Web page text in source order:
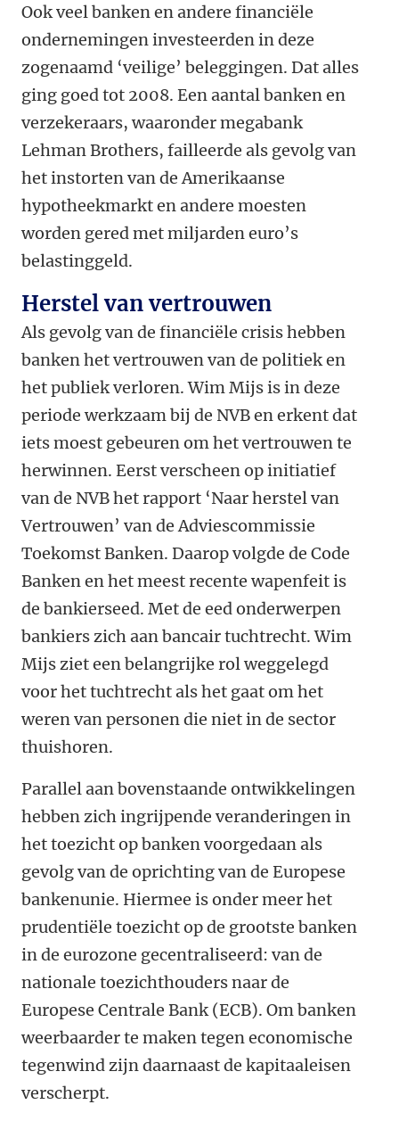
Ook veel banken en andere financiële
ondernemingen investeerden in deze
zogenaamd ‘veilige’ beleggingen. Dat alles
ging goed tot 2008. Een aantal banken en
verzekeraars, waaronder megabank
Lehman Brothers, failleerde als gevolg van
het instorten van de Amerikaanse
hypotheekmarkt en andere moesten
worden gered met miljarden euro’s
belastinggeld.
Herstel van vertrouwen
Als gevolg van de financiële crisis hebben
banken het vertrouwen van de politiek en
het publiek verloren. Wim Mijs is in deze
periode werkzaam bij de NVB en erkent dat
iets moest gebeuren om het vertrouwen te
herwinnen. Eerst verscheen op initiatief
van de NVB het rapport ‘Naar herstel van
Vertrouwen’ van de Adviescommissie
Toekomst Banken. Daarop volgde de Code
Banken en het meest recente wapenfeit is
de bankierseed. Met de eed onderwerpen
bankiers zich aan bancair tuchtrecht. Wim
Mijs ziet een belangrijke rol weggelegd
voor het tuchtrecht als het gaat om het
weren van personen die niet in de sector
thuishoren.
Parallel aan bovenstaande ontwikkelingen
hebben zich ingrijpende veranderingen in
het toezicht op banken voorgedaan als
gevolg van de oprichting van de Europese
bankenunie. Hiermee is onder meer het
prudentiële toezicht op de grootste banken
in de eurozone gecentraliseerd: van de
nationale toezichthouders naar de
Europese Centrale Bank (ECB). Om banken
weerbaarder te maken tegen economische
tegenwind zijn daarnaast de kapitaaleisen
verscherpt.